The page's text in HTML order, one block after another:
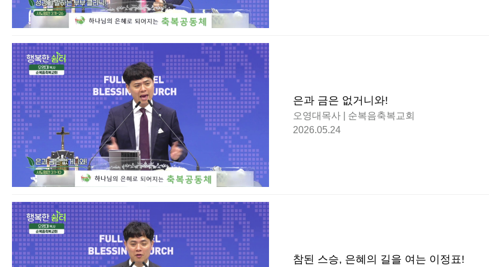
은과 금은 없거니와!
오영대목사 | 순복음축복교회
2026.05.24
참된 스승, 은혜의 길을 여는 이정표!